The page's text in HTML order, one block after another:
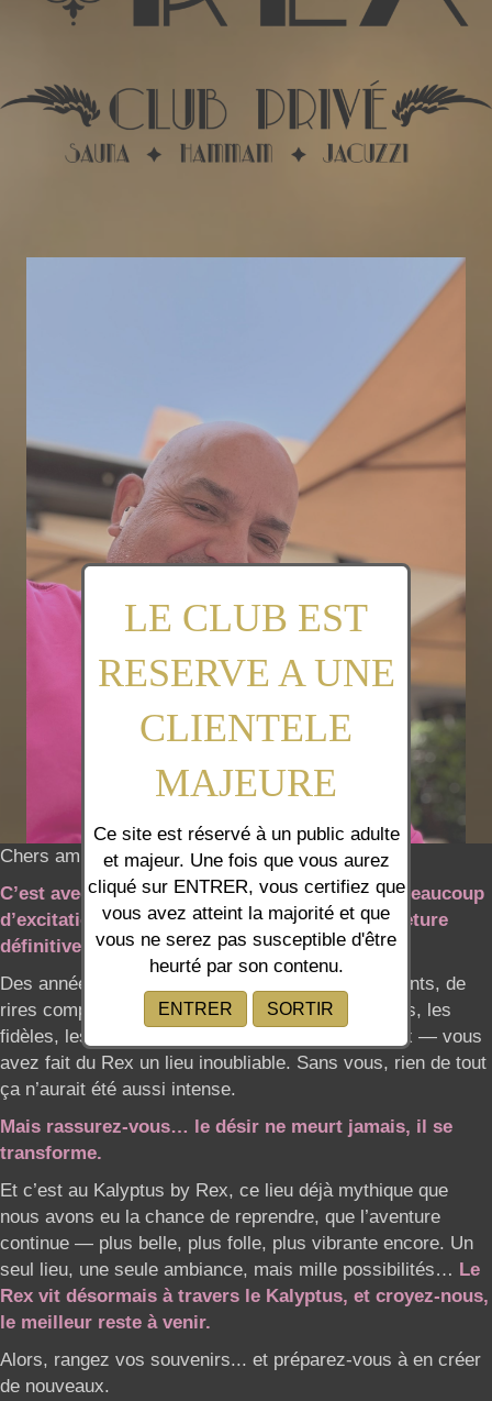
Chers amis coquins,
C’est avec une pointe de tristesse mais aussi beaucoup
d’excitation que nous vous annonçons la fermeture
définitive du club The Rex à Mauguio.
Des années de plaisirs partagés, de regards brûlants, de
rires complices et de corps en fête… Merci à vous, les
fidèles, les passionnés, les curieux, les audacieux — vous
avez fait du Rex un lieu inoubliable. Sans vous, rien de tout
ça n’aurait été aussi intense.
Mais rassurez-vous… le désir ne meurt jamais, il se
transforme.
Et c’est au Kalyptus by Rex, ce lieu déjà mythique que
nous avons eu la chance de reprendre, que l’aventure
continue — plus belle, plus folle, plus vibrante encore. Un
seul lieu, une seule ambiance, mais mille possibilités… Le
Rex vit désormais à travers le Kalyptus, et croyez-nous,
le meilleur reste à venir.
Alors, rangez vos souvenirs... et préparez-vous à en créer
de nouveaux.
LE CLUB EST
RESERVE A UNE
CLIENTELE
MAJEURE
Ce site est réservé à un public adulte
et majeur. Une fois que vous aurez
cliqué sur ENTRER, vous certifiez que
vous avez atteint la majorité et que
vous ne serez pas susceptible d'être
heurté par son contenu.